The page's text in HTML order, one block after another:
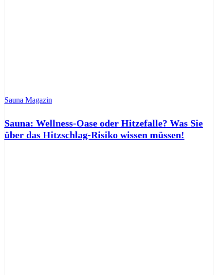
Sauna Magazin
Sauna: Wellness-Oase oder Hitzefalle? Was Sie
über das Hitzschlag-Risiko wissen müssen!